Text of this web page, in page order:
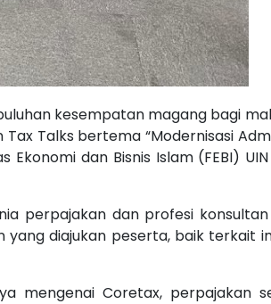
kesempatan magang bagi
Talks bertema “Modernisasi
dan Bisnis Islam (FEBI) UIN
perpajakan dan profesi
diajukan peserta, baik terkait
mengenai Coretax, perpajakan